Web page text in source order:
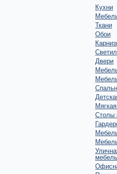
Кухни
Ткани
Обои
Двери
Столы
мебель